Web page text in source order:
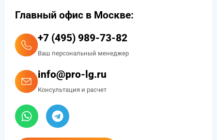
Главный офис в Москве:
+7 (495) 989-73-82
Ваш персональный менеджер
info@pro-lg.ru
Консультация и расчет